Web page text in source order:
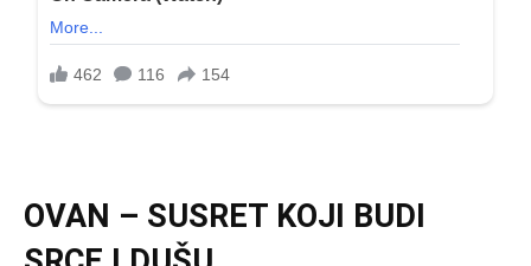
OVAN – SUSRET KOJI BUDI